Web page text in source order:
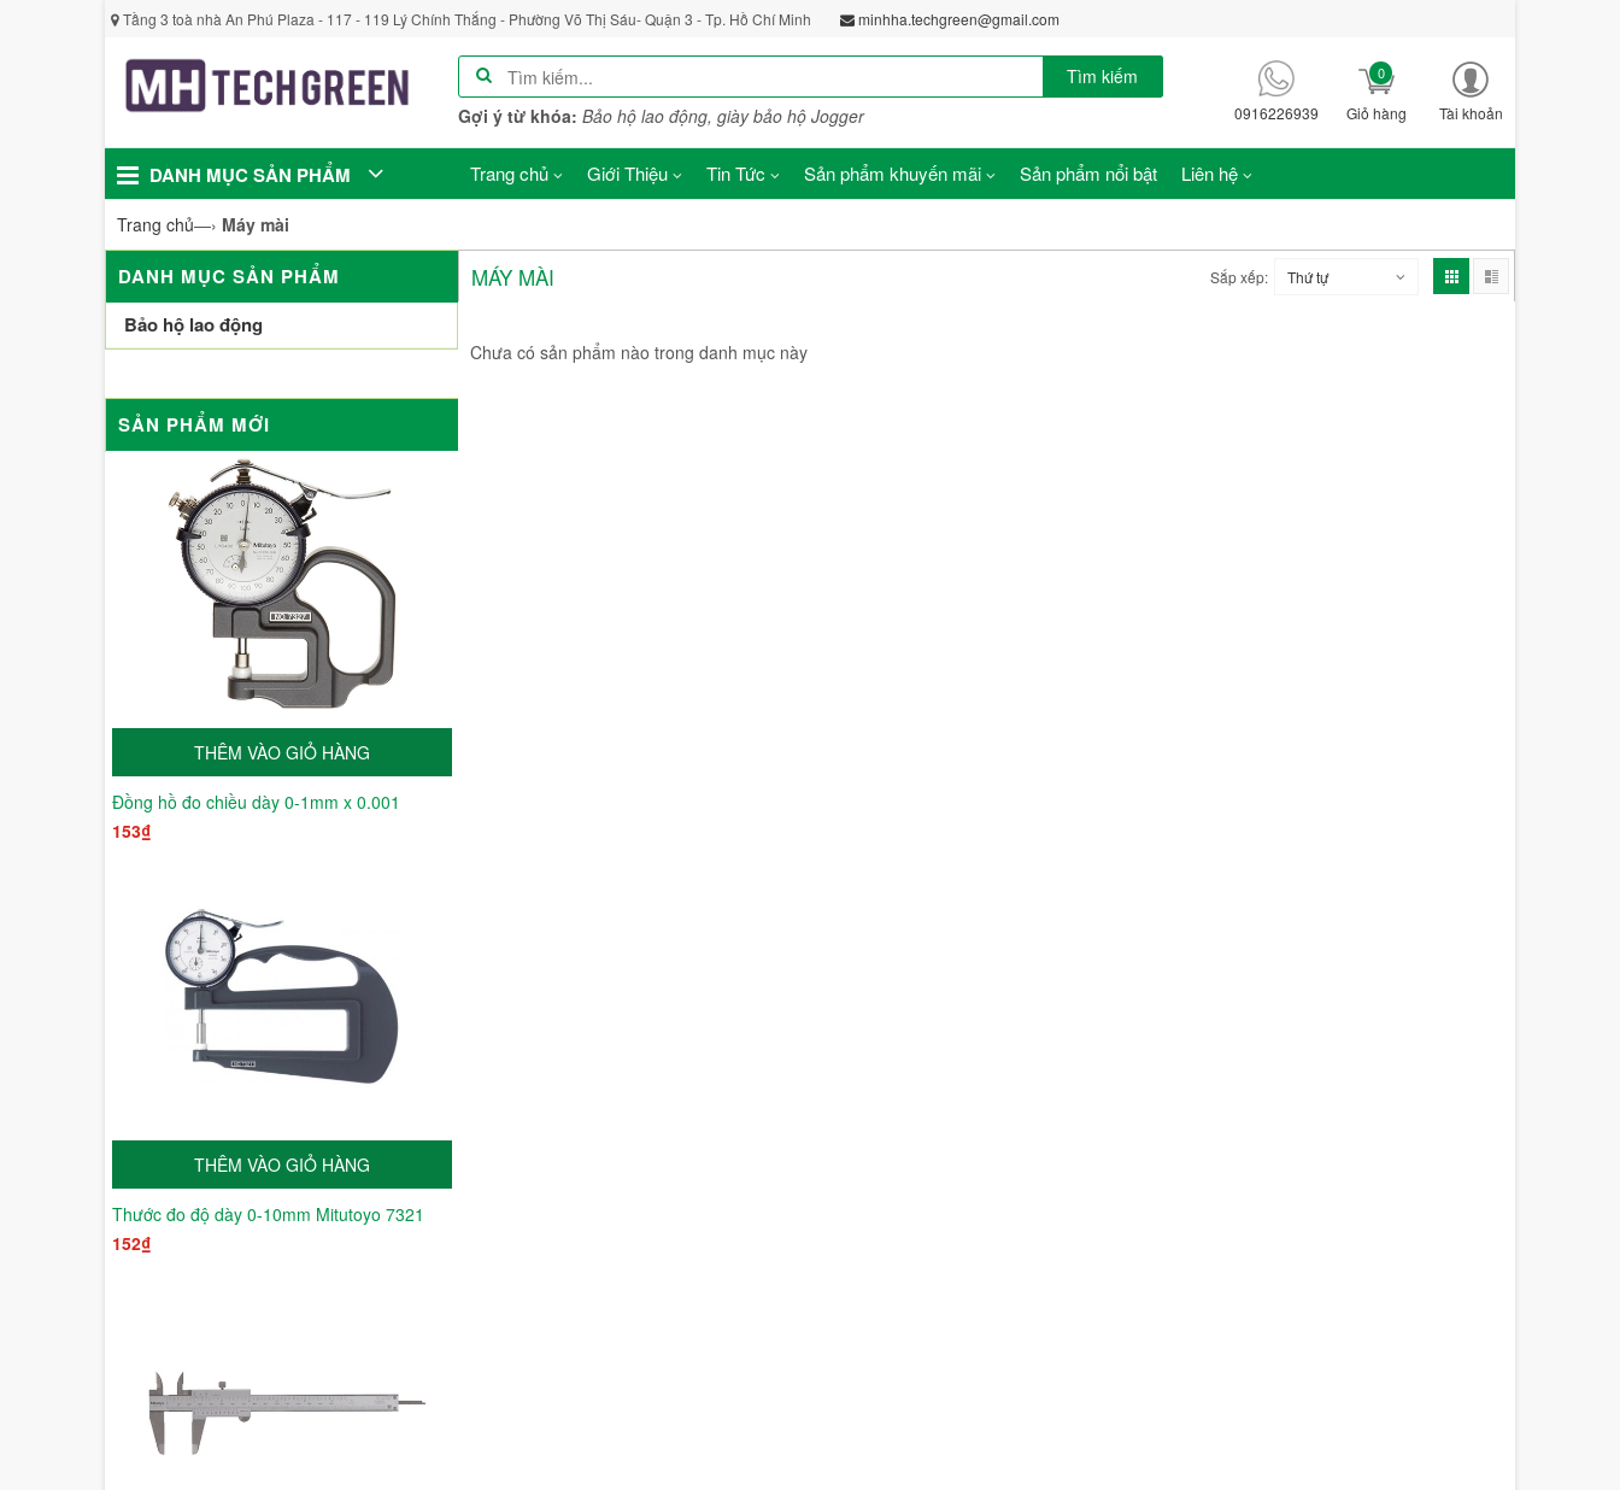
Tầng 3 toà nhà An Phú Plaza - 117 - 119 Lý Chính Thắng - Phường Võ Thị Sáu- Quận 3 - Tp. Hồ Chí Minh minhha.techgreen@gmail.com
Tìm kiếm
Gợi ý từ khóa: Bảo hộ lao động, giày bảo hộ Jogger 0916226939 Giỏ hàng
0
Tài khoản
DANH MỤC SẢN PHẨM Trang chủ Giới Thiệu Tin Tức Sản phẩm khuyến mãi Sản phẩm nổi bật Liên hệ
Trang chủ—› Máy mài
DANH MỤC SẢN PHẨM
Bảo hộ lao động
SẢN PHẨM MỚI
THÊM VÀO GIỎ HÀNG
Đồng hồ đo chiều dày 0-1mm x 0.001
153₫
THÊM VÀO GIỎ HÀNG
Thước đo độ dày 0-10mm Mitutoyo 7321
152₫
MÁY MÀI Sắp xếp: Thứ tự
Chưa có sản phẩm nào trong danh mục này